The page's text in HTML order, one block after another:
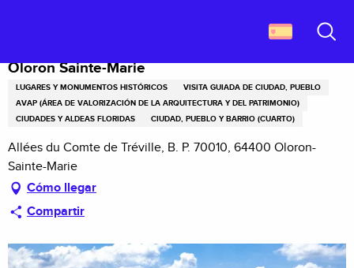
principal
Oloron Sainte-Marie
LUGARES Y MONUMENTOS HISTÓRICOS
VISITA GUIADA DE CIUDAD, PUEBLO
AVAP (ÁREA DE VALORIZACIÓN DE LA ARQUITECTURA Y DEL PATRIMONIO)
CIUDADES Y ALDEAS FLORIDAS
CIUDAD, PUEBLO Y BARRIO (CUARTO)
Allées du Comte de Tréville, B. P. 70010, 64400 Oloron-
Sainte-Marie
Cómo llegar
Compartir